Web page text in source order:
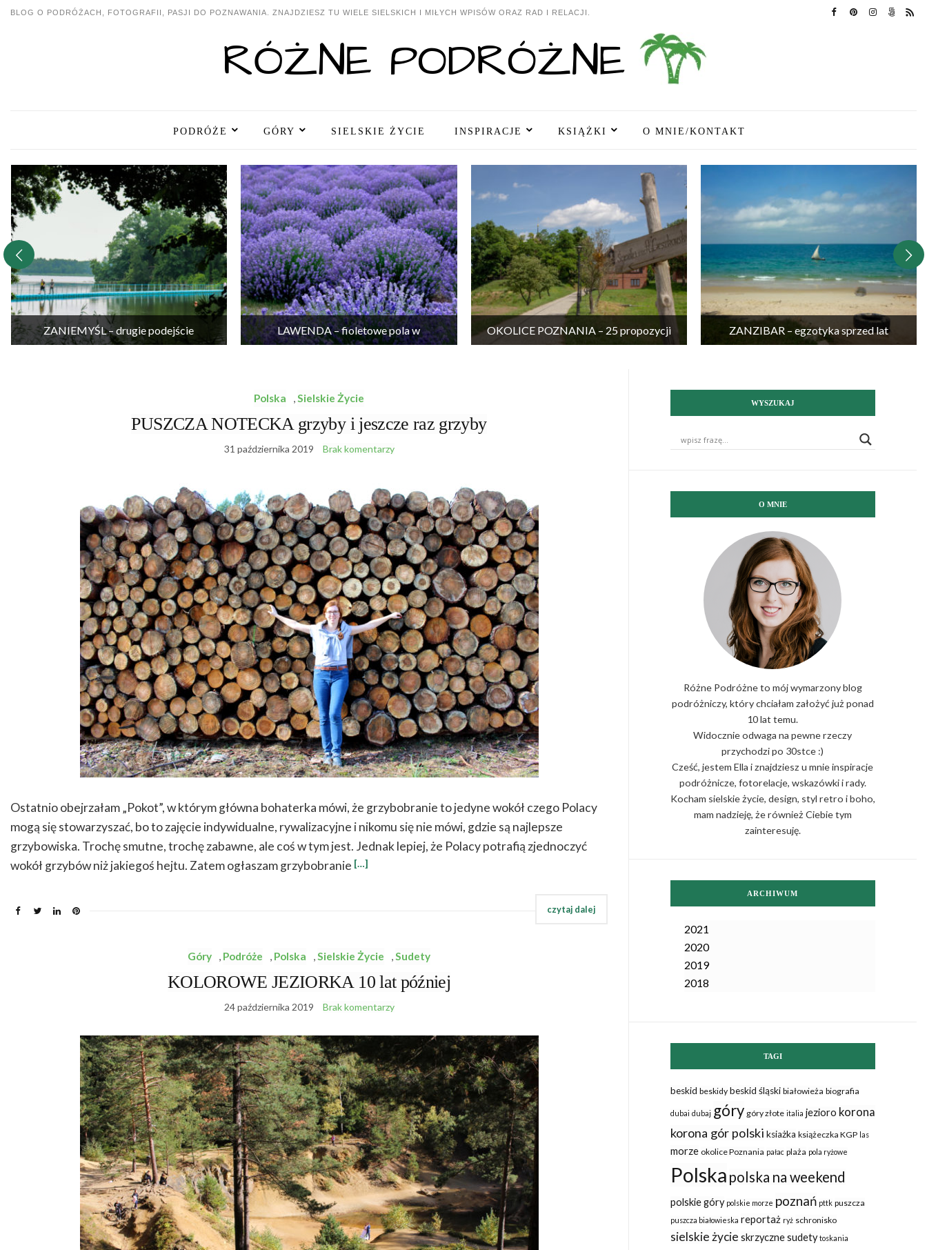
BLOG O PODRÓŻACH, FOTOGRAFII, PASJI DO POZNAWANIA. ZNAJDZIESZ TU WIELE SIELSKICH I MIŁYCH WPISÓW ORAZ RAD I RELACJI.
PODRÓŻE GÓRY SIELSKIE ŻYCIE INSPIRACJE KSIĄŻKI O MNIE/KONTAKT
ZANIEMYŚL – drugie podejście
LAWENDA – fioletowe pola w
OKOLICE POZNANIA – 25 propozycji
ZANZIBAR – egzotyka sprzed lat
Polska ,Sielskie Życie
PUSZCZA NOTECKA grzyby i jeszcze raz grzyby
31 października 2019 Brak komentarzy
Ostatnio obejrzałam „Pokot”, w którym główna bohaterka mówi, że grzybobranie to jedyne wokół czego Polacy
mogą się stowarzyszać, bo to zajęcie indywidualne, rywalizacyjne i nikomu się nie mówi, gdzie są najlepsze
grzybowiska. Trochę smutne, trochę zabawne, ale coś w tym jest. Jednak lepiej, że Polacy potrafią zjednoczyć
wokół grzybów niż jakiegoś hejtu. Zatem ogłaszam grzybobranie […]
Góry , Podróże , Polska ,Sielskie Życie ,Sudety
KOLOROWE JEZIORKA 10 lat później
24 października 2019 Brak komentarzy
WYSZUKAJ
O MNIE
Różne Podróżne to mój wymarzony blog
podróżniczy, który chciałam założyć już ponad
10 lat temu.
Widocznie odwaga na pewne rzeczy
przychodzi po 30stce :)
Cześć, jestem Ella i znajdziesz u mnie inspiracje
podróżnicze, fotorelacje, wskazówki i rady.
Kocham sielskie życie, design, styl retro i boho,
mam nadzieję, że również Ciebie tym
zainteresuję.
ARCHIWUM
2021
2020
2019
2018
TAGI
beskid beskidy beskid śląski białowieża biografia
dubai dubaj góry góry złote italia jezioro korona
korona gór polski ksiażka książeczka KGP las
morze okolice Poznania pałac plaża pola ryżowe
Polska polska na weekend
polskie góry polskie morze poznań pttk puszcza
puszcza białowieska reportaż ryż schronisko
sielskie życie skrzycznesudety toskania